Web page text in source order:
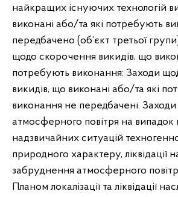
найкращих існуючих технологій
виконані або/та які потребують
передбачено (об’єкт третьої
щодо скорочення викидів, що
потребують виконання: Заходи
викидів, що виконані або/та які
виконання не передбачені.
атмосферного повітря на
надзвичайних ситуацій
природного характеру, ліквідації
забруднення атмосферного
Планом локалізації та ліквідації